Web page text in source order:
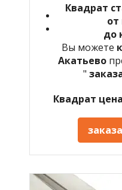
Квадрат
от
до
Вы можете
Акатьево
"
Квадрат